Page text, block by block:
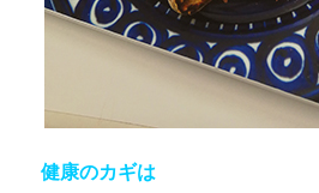
健康のカギは